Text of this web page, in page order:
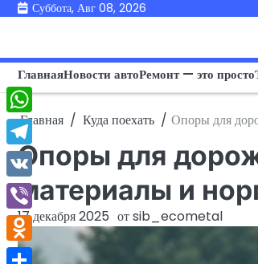
ПерейтиСуббота, Авг 08, 2026
ГлавнаяНовости автоРемонт — это просто
Главная Куда поехать Опоры для
Опоры для
материалы и
17 декабря 2025 отsib_ecometal
WhatsApp
Telegram
VK
Viber
Odnoklassniki